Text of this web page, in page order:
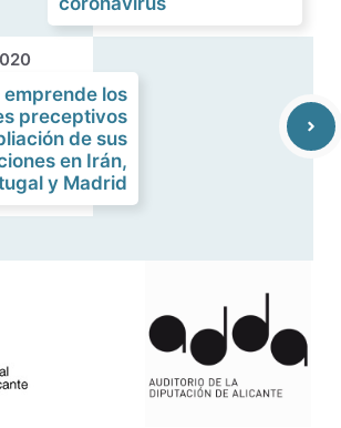
emprende los
preceptivos
de sus
en Irán,
y Madrid